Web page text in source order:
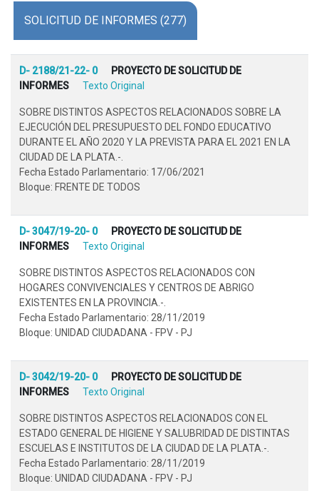
SOLICITUD DE INFORMES (277)
D- 2188/21-22- 0
PROYECTO DE SOLICITUD DE
INFORMES
Texto Original
SOBRE DISTINTOS ASPECTOS RELACIONADOS SOBRE LA
EJECUCIÓN DEL PRESUPUESTO DEL FONDO EDUCATIVO
DURANTE EL AÑO 2020 Y LA PREVISTA PARA EL 2021 EN LA
CIUDAD DE LA PLATA.-.
Fecha Estado Parlamentario: 17/06/2021
Bloque: FRENTE DE TODOS
D- 3047/19-20- 0
PROYECTO DE SOLICITUD DE
INFORMES
Texto Original
SOBRE DISTINTOS ASPECTOS RELACIONADOS CON
HOGARES CONVIVENCIALES Y CENTROS DE ABRIGO
EXISTENTES EN LA PROVINCIA.-.
Fecha Estado Parlamentario: 28/11/2019
Bloque: UNIDAD CIUDADANA - FPV - PJ
D- 3042/19-20- 0
PROYECTO DE SOLICITUD DE
INFORMES
Texto Original
SOBRE DISTINTOS ASPECTOS RELACIONADOS CON EL
ESTADO GENERAL DE HIGIENE Y SALUBRIDAD DE DISTINTAS
ESCUELAS E INSTITUTOS DE LA CIUDAD DE LA PLATA.-.
Fecha Estado Parlamentario: 28/11/2019
Bloque: UNIDAD CIUDADANA - FPV - PJ